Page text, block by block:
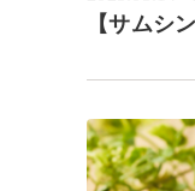
【サムシ